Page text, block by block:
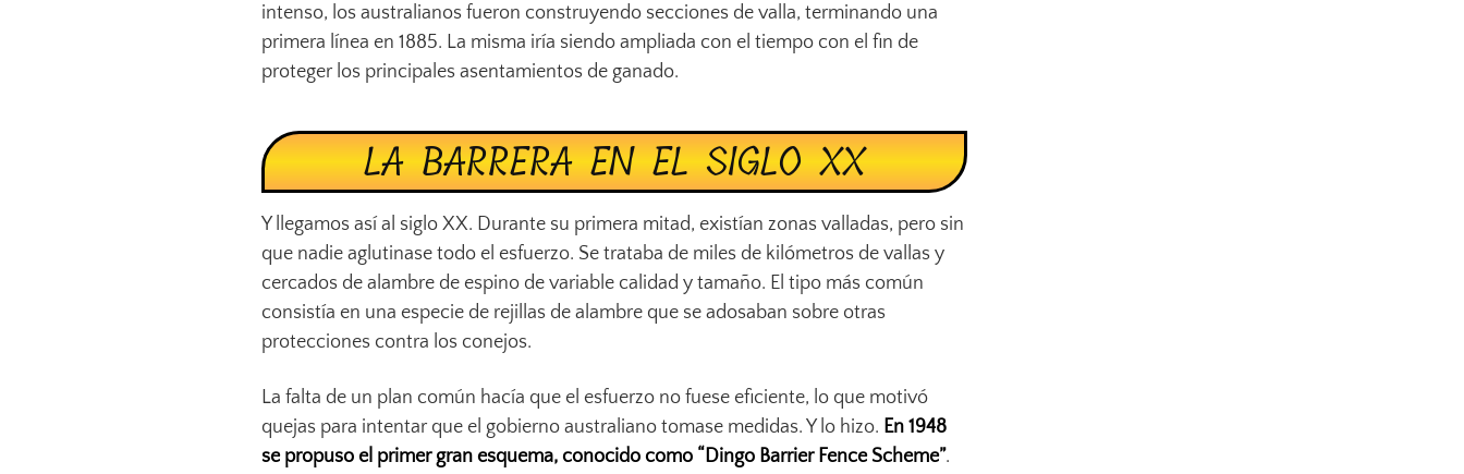
intenso, los australianos fueron construyendo secciones de valla, terminando una
primera línea en 1885. La misma iría siendo ampliada con el tiempo con el fin de
proteger los principales asentamientos de ganado.
LA BARRERA EN EL SIGLO XX
Y llegamos así al siglo XX. Durante su primera mitad, existían zonas valladas, pero sin
que nadie aglutinase todo el esfuerzo. Se trataba de miles de kilómetros de vallas y
cercados de alambre de espino de variable calidad y tamaño. El tipo más común
consistía en una especie de rejillas de alambre que se adosaban sobre otras
protecciones contra los conejos.
La falta de un plan común hacía que el esfuerzo no fuese eficiente, lo que motivó
quejas para intentar que el gobierno australiano tomase medidas. Y lo hizo. En 1948
se propuso el primer gran esquema, conocido como “Dingo Barrier Fence Scheme”.